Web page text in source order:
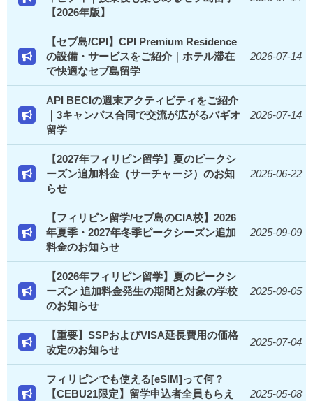
【2026年版】
【セブ島/CPI】CPI Premium Residence
の設備・サービスをご紹介｜ホテル滞在
で快適なセブ島留学
2026-07-14
API BECIの週末アクティビティをご紹介
｜3キャンパス合同で交流が広がるバギオ
留学
2026-07-14
【2027年フィリピン留学】夏のピークシ
ーズン追加料金（サーチャージ）のお知
らせ
2026-06-22
【フィリピン留学/セブ島のCIA校】2026
年夏季・2027年冬季ピークシーズン追加
料金のお知らせ
2025-09-09
【2026年フィリピン留学】夏のピークシ
ーズン 追加料金発生の期間と対象の学校
のお知らせ
2025-09-05
【重要】SSPおよびVISA延長費用の価格
改定のお知らせ
2025-07-04
フィリピンでも使える[eSIM]って何？
【CEBU21限定】留学申込者全員もらえ
2025-05-08